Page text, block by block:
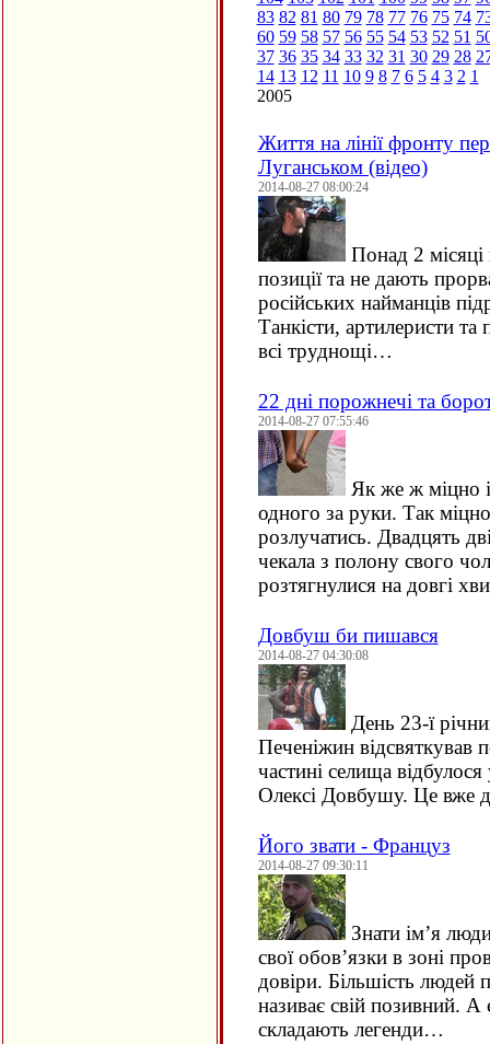
83 82 81 80 79 78 77 76 75 74
60 59 58 57 56 55 54 53 52 51
37 36 35 34 33 32 31 30 29 28
14 13 12 11 10 9 8 7 6 5 4 3 2 1
2005
Життя на лінії фронту
Луганськом (відео)
2014-08-27 08:00:24
Понад 2 місяці
позиції та не дають
російських найманців
Танкісти, артилеристи
всі труднощі…
22 дні порожнечі та
2014-08-27 07:55:46
Як же ж міцно
одного за руки. Так
розлучатись. Двадцять
чекала з полону свого
розтягнулися на довгі
Довбуш би пишався
2014-08-27 04:30:08
День 23-ї
Печеніжин відсвяткував
частині селища
Олексі Довбушу. Це вже
Його звати - Француз
2014-08-27 09:30:11
Знати ім’я
свої обов’язки в зоні
довіри. Більшість людей
називає свій позивний.
складають легенди…